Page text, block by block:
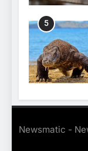
5
6
Newsmatic -